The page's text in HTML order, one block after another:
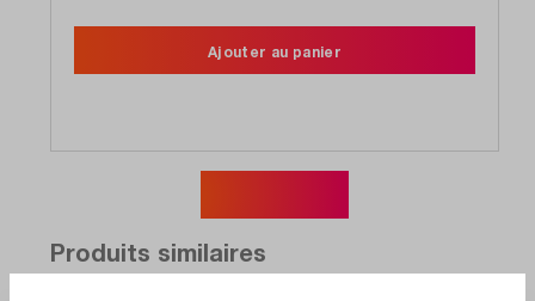
Ajouter au panier
Produits similaires